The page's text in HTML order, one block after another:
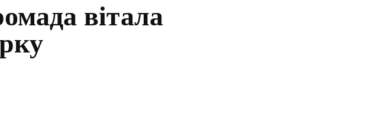
вітала